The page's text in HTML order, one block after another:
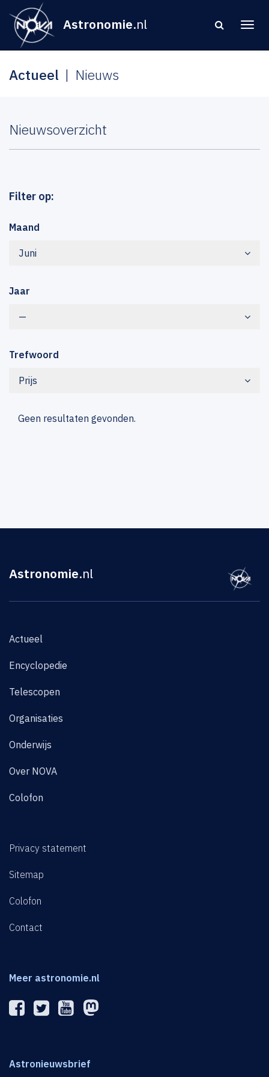
Astronomie.nl
Actueel Nieuws
Nieuwsoverzicht
Filter op:
Maand
Juni
Jaar
—
Trefwoord
Prijs
Geen resultaten gevonden.
Astronomie.nl
Actueel
Encyclopedie
Telescopen
Organisaties
Onderwijs
Over NOVA
Colofon
Privacy statement
Sitemap
Colofon
Contact
Meer astronomie.nl
Astronieuwsbrief